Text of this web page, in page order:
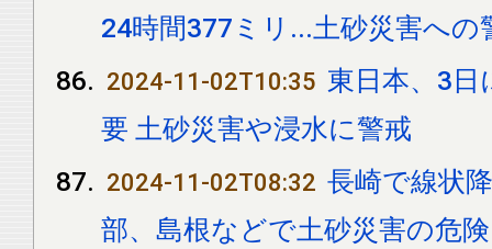
24時間377ミリ...土砂災害への
2024-11-02T10:35 東日本、3日
要 土砂災害や浸水に警戒
2024-11-02T08:32 長崎で線状
部、島根などで土砂災害の危険